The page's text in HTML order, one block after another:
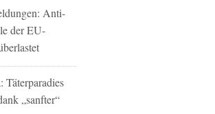
Anti-
der EU-
Täterparadies
„sanfter“